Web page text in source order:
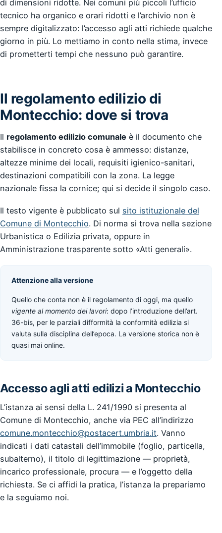
di dimensioni ridotte. Nei comuni più piccoli l’ufficio
tecnico ha organico e orari ridotti e l’archivio non è
sempre digitalizzato: l’accesso agli atti richiede qualche
giorno in più. Lo mettiamo in conto nella stima, invece
di prometterti tempi che nessuno può garantire.
Il regolamento edilizio di
Montecchio: dove si trova
Il regolamento edilizio comunale è il documento che
stabilisce in concreto cosa è ammesso: distanze,
altezze minime dei locali, requisiti igienico-sanitari,
destinazioni compatibili con la zona. La legge
nazionale fissa la cornice; qui si decide il singolo caso.
Il testo vigente è pubblicato sul sito istituzionale del
Comune di Montecchio. Di norma si trova nella sezione
Urbanistica o Edilizia privata, oppure in
Amministrazione trasparente sotto «Atti generali».
Attenzione alla versione
Quello che conta non è il regolamento di oggi, ma quello
vigente al momento dei lavori: dopo l’introduzione dell’art.
36-bis, per le parziali difformità la conformità edilizia si
valuta sulla disciplina dell’epoca. La versione storica non è
quasi mai online.
Accesso agli atti edilizi a Montecchio
L’istanza ai sensi della L. 241/1990 si presenta al
Comune di Montecchio, anche via PEC all’indirizzo
comune.montecchio@postacert.umbria.it. Vanno
indicati i dati catastali dell’immobile (foglio, particella,
subalterno), il titolo di legittimazione — proprietà,
incarico professionale, procura — e l’oggetto della
richiesta. Se ci affidi la pratica, l’istanza la prepariamo
e la seguiamo noi.